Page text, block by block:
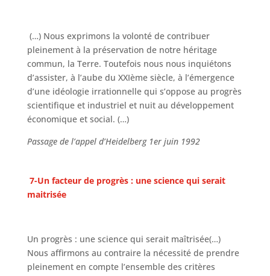
(…) Nous exprimons la volonté de contribuer
pleinement à la préservation de notre héritage
commun, la Terre. Toutefois nous nous inquiétons
d’assister, à l’aube du XXIème siècle, à l’émergence
d’une idéologie irrationnelle qui s’oppose au progrès
scientifique et industriel et nuit au développement
économique et social. (…)
Passage de l’appel d’Heidelberg 1er juin 1992
7-Un facteur de progrès : une science qui serait
maitrisée
Un progrès : une science qui serait maîtrisée(…)
Nous affirmons au contraire la nécessité de prendre
pleinement en compte l’ensemble des critères